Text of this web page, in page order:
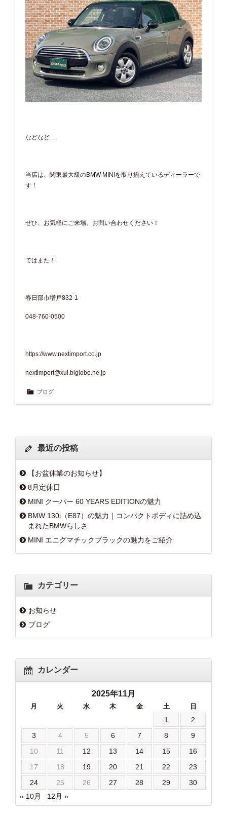
などなど…
当店は、関東最大級のBMW MINIを取り揃えているディーラーで
す！
ぜひ、お気軽にご来場、お問い合わせください！
ではまた！
春日部市増戸832-1
048-760-0500
https://www.nextimport.co.jp
nextimport@xui.biglobe.ne.jp
ブログ
最近の投稿
【お盆休業のお知らせ】
8月定休日
MINI クーパー 60 YEARS EDITIONの魅力
BMW 130i（E87）の魅力｜コンパクトボディに詰め込
まれたBMWらしさ
MINI エニグマチックブラックの魅力をご紹介
カテゴリー
お知らせ
ブログ
カレンダー
2025年11月
月 火 水 木 金 土 日
1
2
3
4 5 6 7 8
9
10
11 12 13 14 15
16
17
18 19 20 21 22
23
24
25 26 27 28 29
30
« 10月
12月 »